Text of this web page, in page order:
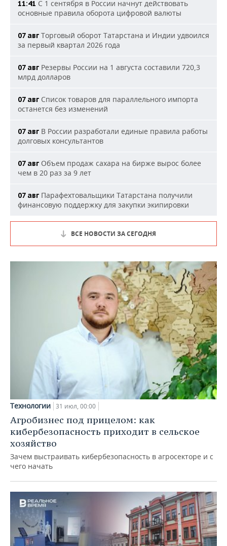
11:41 С 1 сентября в России начнут действовать
основные правила оборота цифровой валюты
07 авг Торговый оборот Татарстана и Индии удвоился
за первый квартал 2026 года
07 авг Резервы России на 1 августа составили 720,3
млрд долларов
07 авг Список товаров для параллельного импорта
останется без изменений
07 авг В России разработали единые правила работы
долговых консультантов
07 авг Объем продаж сахара на бирже вырос более
чем в 20 раз за 9 лет
07 авг Парафехтовальщики Татарстана получили
финансовую поддержку для закупки экипировки
ВСЕ НОВОСТИ ЗА СЕГОДНЯ
Технологии 31 июл, 00:00
Агробизнес под прицелом: как
кибербезопасность приходит в сельское
хозяйство
Зачем выстраивать кибербезопасность в агросекторе и с
чего начать